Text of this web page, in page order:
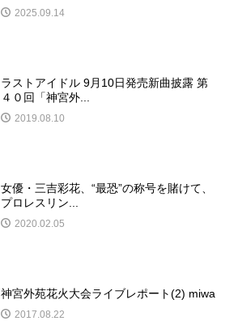
2025.09.14
ラストアイドル 9月10日発売新曲披露 第
４０回「神宮外...
2019.08.10
女優・三吉彩花、“最恐”の称号を賭けて、
プロレスリン...
2020.02.05
神宮外苑花火大会ライブレポート(2) miwa
2017.08.22